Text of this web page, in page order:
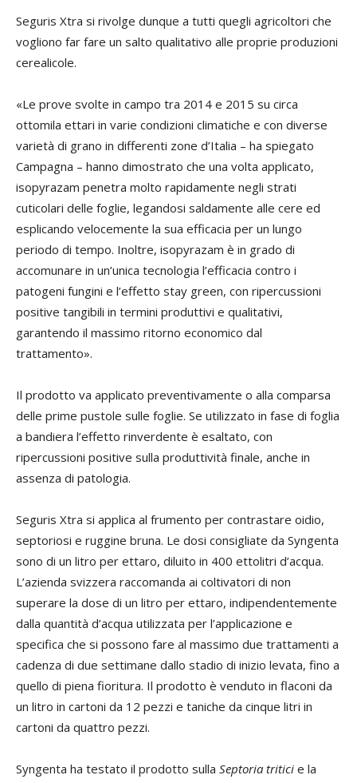
Seguris Xtra si rivolge dunque a tutti quegli agricoltori che
vogliono far fare un salto qualitativo alle proprie produzioni
cerealicole.
«Le prove svolte in campo tra 2014 e 2015 su circa
ottomila ettari in varie condizioni climatiche e con diverse
varietà di grano in differenti zone d’Italia – ha spiegato
Campagna – hanno dimostrato che una volta applicato,
isopyrazam penetra molto rapidamente negli strati
cuticolari delle foglie, legandosi saldamente alle cere ed
esplicando velocemente la sua efficacia per un lungo
periodo di tempo. Inoltre, isopyrazam è in grado di
accomunare in un’unica tecnologia l’efficacia contro i
patogeni fungini e l’effetto stay green, con ripercussioni
positive tangibili in termini produttivi e qualitativi,
garantendo il massimo ritorno economico dal
trattamento».
Il prodotto va applicato preventivamente o alla comparsa
delle prime pustole sulle foglie. Se utilizzato in fase di foglia
a bandiera l’effetto rinverdente è esaltato, con
ripercussioni positive sulla produttività finale, anche in
assenza di patologia.
Seguris Xtra si applica al frumento per contrastare oidio,
septoriosi e ruggine bruna. Le dosi consigliate da Syngenta
sono di un litro per ettaro, diluito in 400 ettolitri d’acqua.
L’azienda svizzera raccomanda ai coltivatori di non
superare la dose di un litro per ettaro, indipendentemente
dalla quantità d’acqua utilizzata per l’applicazione e
specifica che si possono fare al massimo due trattamenti a
cadenza di due settimane dallo stadio di inizio levata, fino a
quello di piena fioritura. Il prodotto è venduto in flaconi da
un litro in cartoni da 12 pezzi e taniche da cinque litri in
cartoni da quattro pezzi.
Syngenta ha testato il prodotto sulla Septoria tritici e la